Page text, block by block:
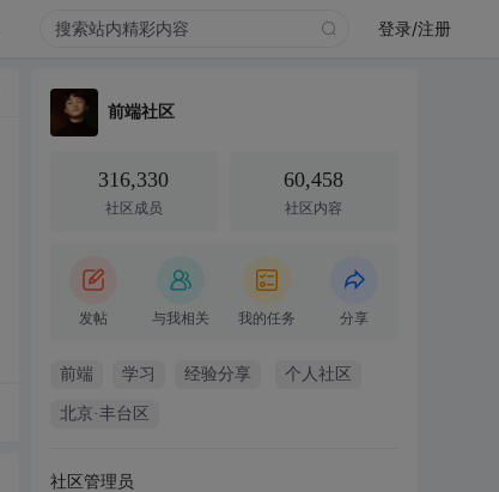
登录/注册
前端社区
316,330
社区成员
60,458
社区内容
发帖 与我相关 我的任务 分享
前端 学习 经验分享 个人社区
北京·丰台区
社区管理员